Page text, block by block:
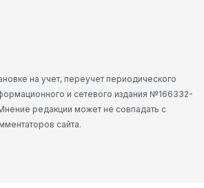
на учет, переучет периодического
и сетевого издания №166332-
редакции может не совпадать с
сайта.